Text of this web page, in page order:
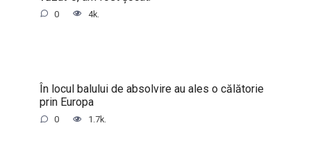
0 4k.
În locul balului de absolvire au ales o călătorie
prin Europa
0 1.7k.